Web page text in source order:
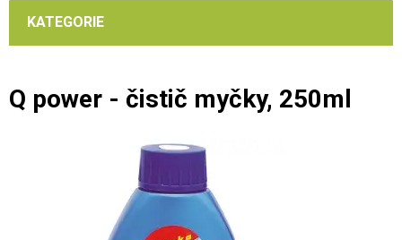
KATEGORIE
Q power - čistič myčky, 250ml